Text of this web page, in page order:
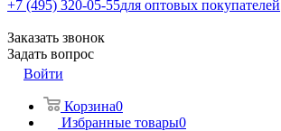
+7 (495) 320-05-55для оптовых покупателей
Заказать звонок
Задать вопрос
Войти
Корзина0
Избранные товары0